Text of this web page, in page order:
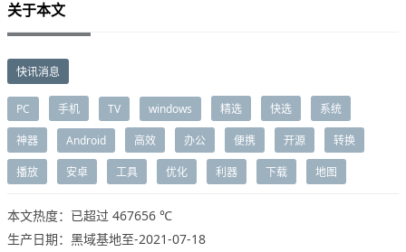
关于本文
快讯消息
PC 手机 TV windows 精选 快选 系统
神器 Android 高效 办公 便携 开源 转换
播放 安卓 工具 优化 利器 下载 地图
本文热度：已超过 467656 ℃
生产日期：黑域基地至-2021-07-18